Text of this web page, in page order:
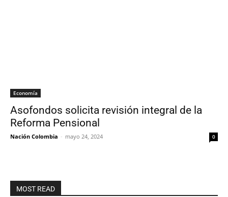
Economía
Asofondos solicita revisión integral de la
Reforma Pensional
Nación Colombia - mayo 24, 2024 0
MOST READ